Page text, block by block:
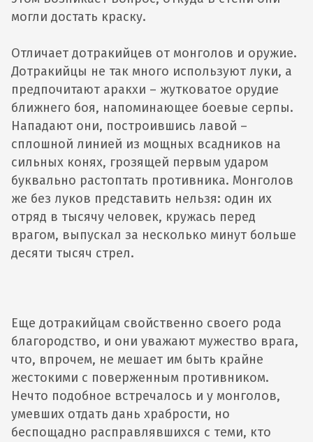
могли достать краску.
Отличает дотракийцев от монголов и оружие.
Дотракийцы не так много используют луки, а
предпочитают аракхи – жутковатое орудие
ближнего боя, напоминающее боевые серпы.
Нападают они, построившись лавой –
сплошной линией из мощных всадников на
сильных конях, грозящей первым ударом
буквально растоптать противника. Монголов
же без луков представить нельзя: один их
отряд в тысячу человек, кружась перед
врагом, выпускал за несколько минут больше
десяти тысяч стрел.
Еще дотракийцам свойственно своего рода
благородство, и они уважают мужество врага,
что, впрочем, не мешает им быть крайне
жестокими с поверженным противником.
Нечто подобное встречалось и у монголов,
умевших отдать дань храбрости, но
беспощадно расправлявшихся с теми, кто